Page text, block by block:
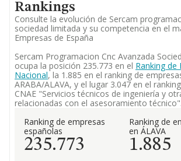
Rankings
Consulte la evolución de Sercam
sociedad limitada y su competencia en el
Empresas de España
Sercam Programacion Cnc Avanzada
ocupa la posición 235.773 en el Ranking de
Nacional, la 1.885 en el ranking de
ARABA/ALAVA, y el lugar 3.047 en el
CNAE "Servicios técnicos de ingeniería y
relacionadas con el asesoramiento técnico".
Ranking de empresas
españolas
235.773
Ranking de
en ÁLAVA
1.885